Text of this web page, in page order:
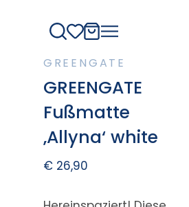
GREENGATE
GREENGATE
Fußmatte
‚Allyna‘ white
€26,90